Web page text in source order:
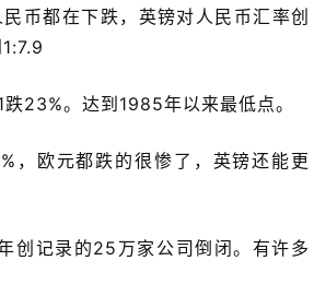
币都在下跌，英镑对人民币汇率创
跌23%。达到1985年以来最低点。
，欧元都跌的很惨了，英镑还能更
创记录的25万家公司倒闭。有许多